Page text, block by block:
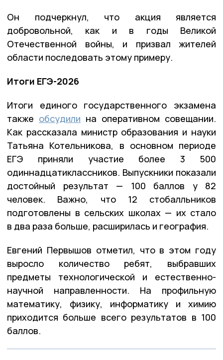
Он подчеркнул, что акция является
добровольной, как и в годы Великой
Отечественной войны, и призвал жителей
области последовать этому примеру.
Итоги ЕГЭ-2026
Итоги единого государственного экзамена
также обсудили на оперативном совещании.
Как рассказала министр образования и науки
Татьяна Котельникова, в основном периоде
ЕГЭ приняли участие более 3 500
одиннадцатиклассников. Выпускники показали
достойный результат — 100 баллов у 82
человек. Важно, что 12 стобалльников
подготовлены в сельских школах — их стало
в два раза больше, расширилась и география.
Евгений Первышов отметил, что в этом году
выросло количество ребят, выбравших
предметы технологической и естественно-
научной направленности. На профильную
математику, физику, информатику и химию
приходится больше всего результатов в 100
баллов.